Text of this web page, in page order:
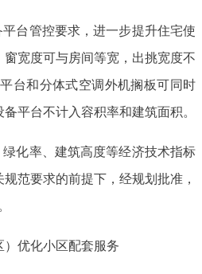
台管控要求，进一步提升住宅使
宽度可与房间等宽，出挑宽度不
台和分体式空调外机搁板可同时
平台不计入容积率和建筑面积。
化率、建筑高度等经济技术指标
范要求的前提下，经规划批准，
）优化小区配套服务